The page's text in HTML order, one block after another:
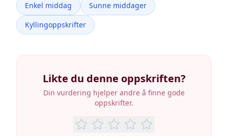
Enkel middag
Sunne middager
Kyllingoppskrifter
Likte du denne oppskriften?
Din vurdering hjelper andre å finne gode
oppskrifter.